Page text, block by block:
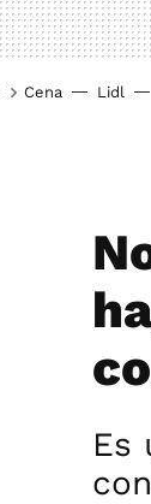
Cena Lidl
Es